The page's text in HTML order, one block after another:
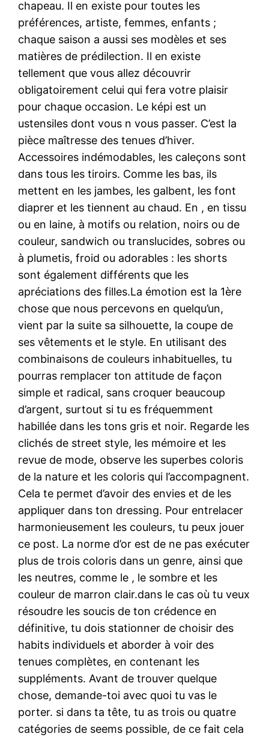
chapeau. Il en existe pour toutes les
préférences, artiste, femmes, enfants ;
chaque saison a aussi ses modèles et ses
matières de prédilection. Il en existe
tellement que vous allez découvrir
obligatoirement celui qui fera votre plaisir
pour chaque occasion. Le képi est un
ustensiles dont vous n vous passer. C’est la
pièce maîtresse des tenues d’hiver.
Accessoires indémodables, les caleçons sont
dans tous les tiroirs. Comme les bas, ils
mettent en les jambes, les galbent, les font
diaprer et les tiennent au chaud. En , en tissu
ou en laine, à motifs ou relation, noirs ou de
couleur, sandwich ou translucides, sobres ou
à plumetis, froid ou adorables : les shorts
sont également différents que les
apréciations des filles.La émotion est la 1ère
chose que nous percevons en quelqu’un,
vient par la suite sa silhouette, la coupe de
ses vêtements et le style. En utilisant des
combinaisons de couleurs inhabituelles, tu
pourras remplacer ton attitude de façon
simple et radical, sans croquer beaucoup
d’argent, surtout si tu es fréquemment
habillée dans les tons gris et noir. Regarde les
clichés de street style, les mémoire et les
revue de mode, observe les superbes coloris
de la nature et les coloris qui l’accompagnent.
Cela te permet d’avoir des envies et de les
appliquer dans ton dressing. Pour entrelacer
harmonieusement les couleurs, tu peux jouer
ce post. La norme d’or est de ne pas exécuter
plus de trois coloris dans un genre, ainsi que
les neutres, comme le , le sombre et les
couleur de marron clair.dans le cas où tu veux
résoudre les soucis de ton crédence en
définitive, tu dois stationner de choisir des
habits individuels et aborder à voir des
tenues complètes, en contenant les
suppléments. Avant de trouver quelque
chose, demande-toi avec quoi tu vas le
porter. si dans ta tête, tu as trois ou quatre
catégories de seems possible, de ce fait cela